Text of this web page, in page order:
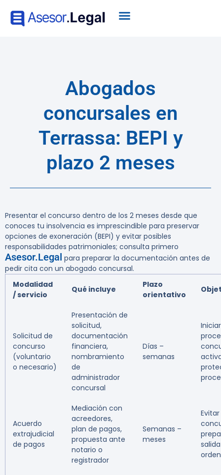
Abogados
concursales en
Terrassa: BEPI y
plazo 2 meses
Presentar el concurso dentro de los 2 meses desde que
conoces tu insolvencia es imprescindible para preservar
opciones de exoneración (BEPI) y evitar posibles
responsabilidades patrimoniales; consulta primero
Asesor.Legal para preparar la documentación antes de
pedir cita con un abogado concursal.
Modalidad
/ servicio
Qué incluye
Plazo
orientativo
Solicitud de
concurso
(voluntario
o necesario)
Presentación de
solicitud,
documentación
financiera,
nombramiento
de
administrador
concursal
Días –
semanas
Iniciar
Acuerdo
extrajudicial
de pagos
Mediación con
acreedores,
plan de pagos,
propuesta ante
notario o
registrador
Semanas –
meses
Evitar
salida